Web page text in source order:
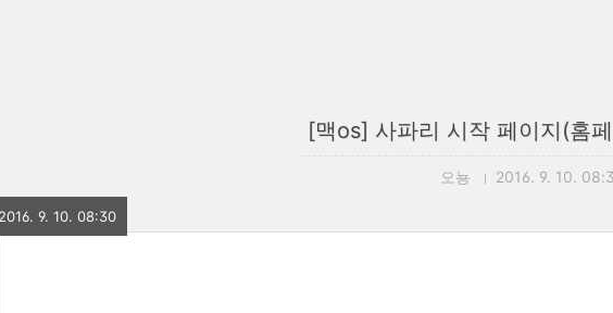
[맥os] 사파리 시작 페이지(홈
오뇽 2016. 9. 10.
2016. 9. 10. 08:30